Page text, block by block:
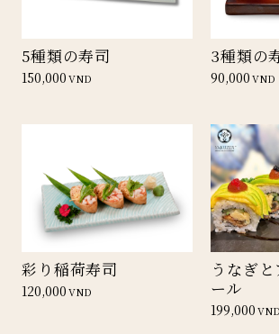
5種類の寿司
150,000VND
3種類の
90,000VND
彩り稲荷寿司
120,000VND
うなぎ
ール
199,000VND